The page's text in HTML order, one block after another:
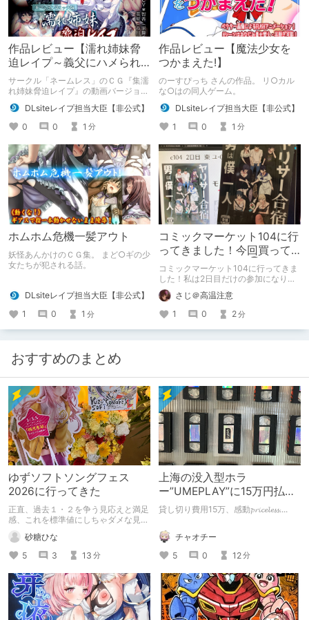
作品レビュー【濡れ姉妹脅
迫レイプ～義父にハメられ
た近所で有名な美人姉妹～
(モーションコミック版)】
サークル「ネームレス」のＣＧ『集濡
れ姉妹脅迫レイプ』の動画バージョ
ン。
DLsiteレイプ担当大臣【非公式】
0
0 1 分
作品レビュー【魔法少女を
つかまえた!】
のーすぴっち さんの作品。 リ○カル
な○はの同人ゲーム。
DLsiteレイプ担当大臣【非公式】
1
0 1 分
ホムホム危機一髪アウト
妖怪あんかけのＣＧ集。 まど○ギの少
女たちが犯される話。
DLsiteレイプ担当大臣【非公式】
1
0 1 分
コミックマーケット104に行
ってきました！今回買って
きた作品を紹介！③
コミックマーケット104に行ってきま
した！私は2日目だけの参加になりま
したが、やっぱり楽しかったです！
今回はその買ってきた新刊の紹介をし
たいと思います。 そして今回はその
第三弾！これで紹介は最後になります
ので、是非見てください！
さじ＠高温注意
1
0 2分
おすすめのまとめ
ゆずソフトソングフェス
2026に行ってきた
正直、過去１・２を争う見応えと満足
感、これを標準値にしちゃダメな見本
かも
砂糖ひな
5
3 13 分
上海の没入型ホラ
ー”UMEPLAY”に15万円払っ
たら、2作品とも号泣した※
貸し切り費用15万、感動𝓹𝓻𝓲𝓬𝓮𝓵𝓮𝓼𝓼....
チャオチー
5
0 12分